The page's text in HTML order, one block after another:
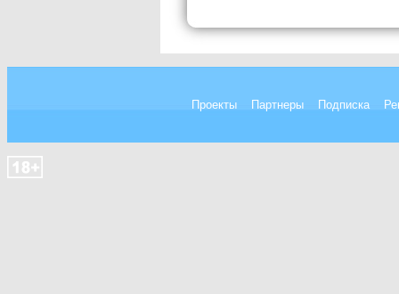
Проекты Партнеры Подписка